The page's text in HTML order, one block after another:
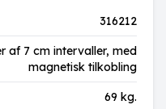
316212
af 7 cm intervaller, med
magnetisk tilkobling
69 kg.